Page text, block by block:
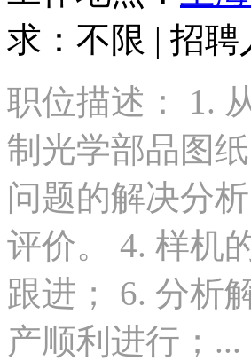
求：不限 | 招聘
职位描述： 1.
制光学部品图
问题的解决分
评价。 4. 样机
跟进； 6. 分析
产顺利进行；...